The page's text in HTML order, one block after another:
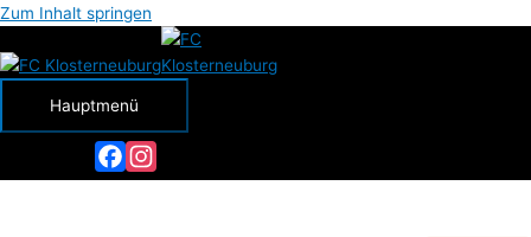
Zum Inhalt springen
Hauptmenü